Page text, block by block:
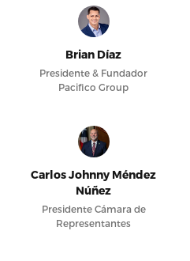
Brian Díaz
Presidente & Fundador
Pacifico Group
Carlos Johnny Méndez
Núñez
Presidente Cámara de
Representantes